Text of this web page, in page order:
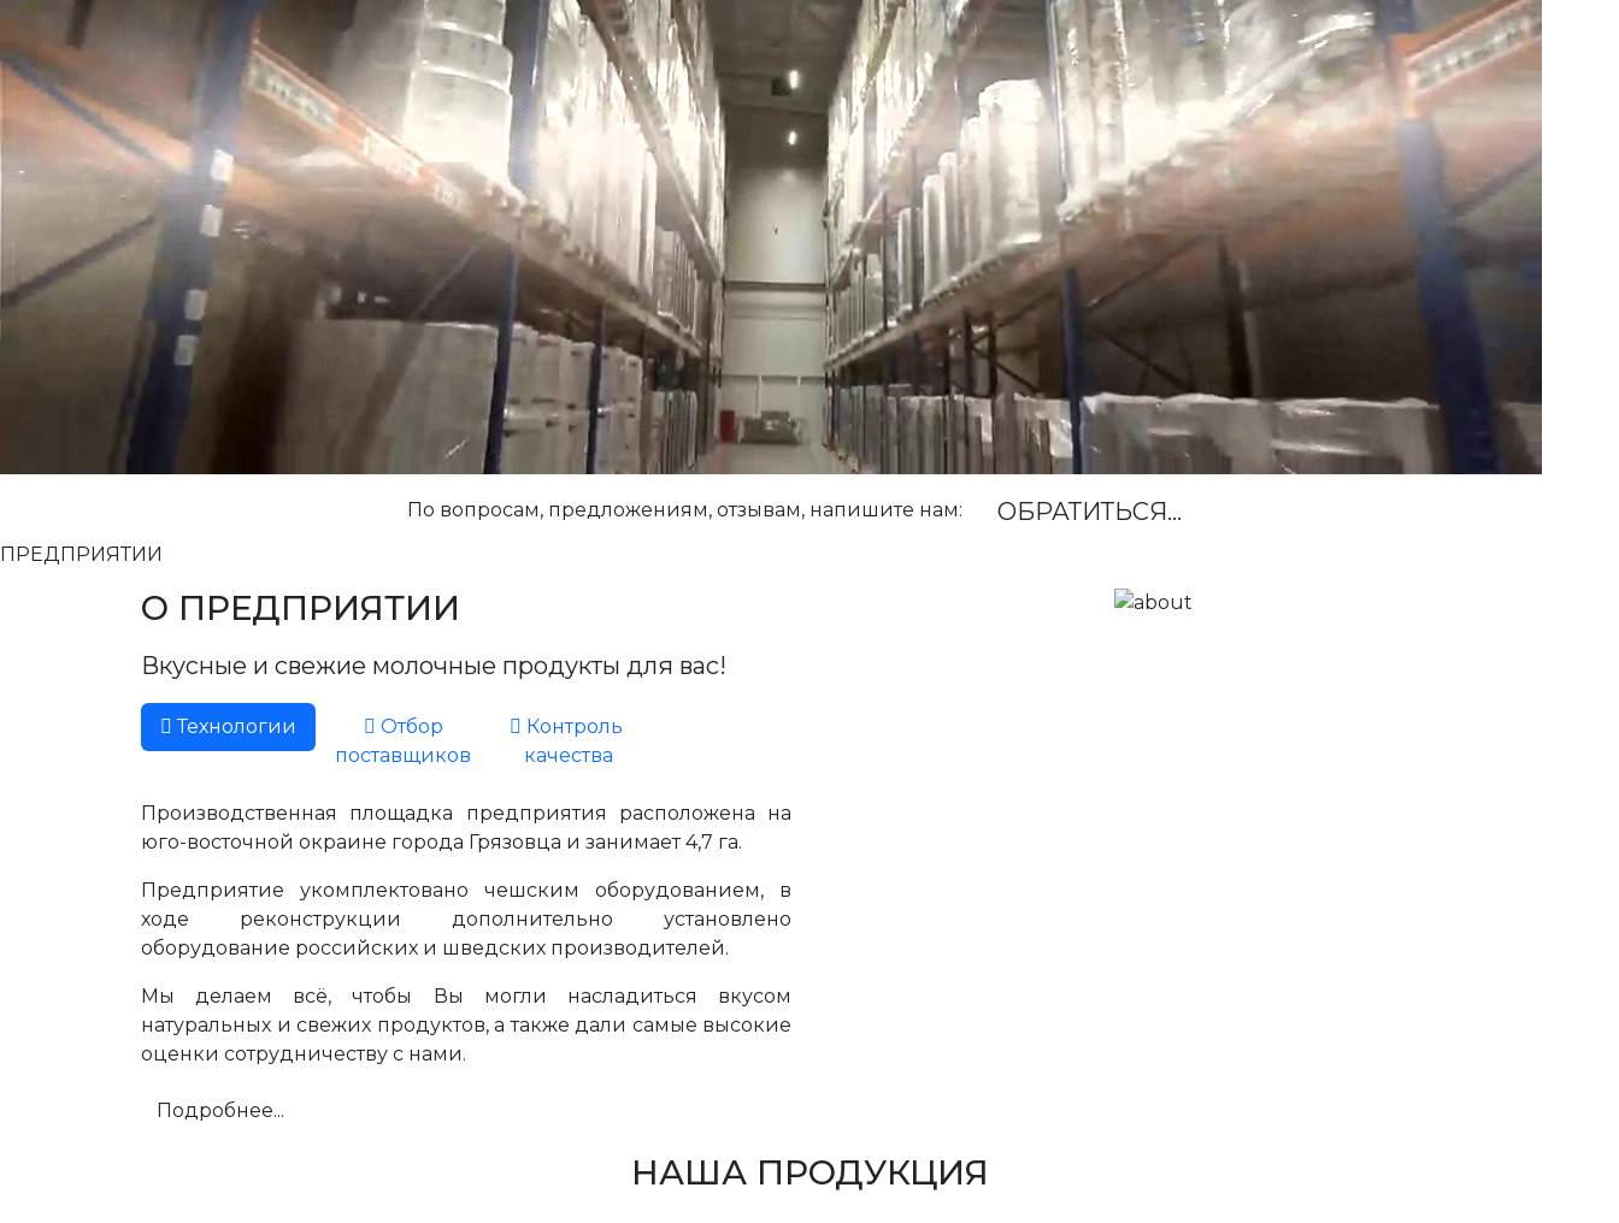
По вопросам, предложениям, отзывам, напишите нам: ОБРАТИТЬСЯ...
ПРЕДПРИЯТИИ
О ПРЕДПРИЯТИИ
Вкусные и свежие молочные продукты для вас!
Технологии
Отбор
поставщиков
Контроль
качества
Производственная площадка предприятия расположена на
юго-восточной окраине города Грязовца и занимает 4,7 га.
Предприятие укомплектовано чешским оборудованием, в
ходе реконструкции дополнительно установлено
оборудование российских и шведских производителей.
Мы делаем всё, чтобы Вы могли насладиться вкусом
натуральных и свежих продуктов, а также дали самые высокие
оценки сотрудничеству с нами.
Подробнее...
НАША ПРОДУКЦИЯ